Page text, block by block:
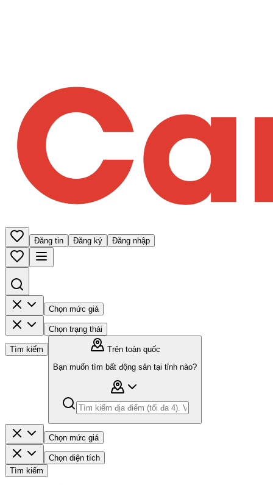
Đăng tin Đăng ký Đăng nhập
Chọn mức giá
Chọn trạng thái
Tìm kiếm
Trên toàn quốc
Bạn muốn tìm bất động sản tại tỉnh nào?
Chọn mức giá
Chọn diện tích
Tìm kiếm